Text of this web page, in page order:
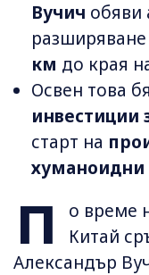
Вучич обяви
км до края
Освен това
инвестиции
старт на
хуманоидни
П
о време
Китай
Александър